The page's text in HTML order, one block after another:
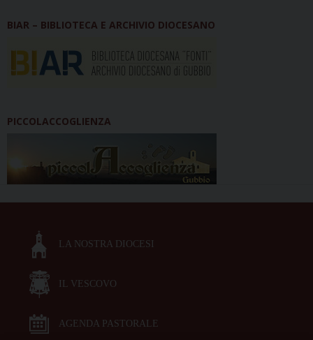
BIAR – BIBLIOTECA E ARCHIVIO DIOCESANO
PICCOLACCOGLIENZA
LA NOSTRA DIOCESI
IL VESCOVO
AGENDA PASTORALE